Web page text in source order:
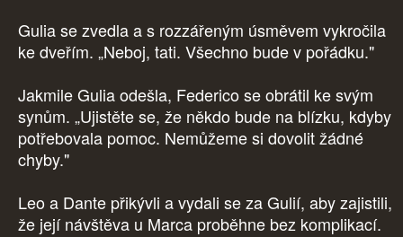
Gulia se zvedla a s rozzářeným úsměvem vykročila
ke dveřím. „Neboj, tati. Všechno bude v pořádku."
Jakmile Gulia odešla, Federico se obrátil ke svým
synům. „Ujistěte se, že někdo bude na blízku, kdyby
potřebovala pomoc. Nemůžeme si dovolit žádné
chyby."
Leo a Dante přikývli a vydali se za Gulií, aby zajistili,
že její návštěva u Marca proběhne bez komplikací.